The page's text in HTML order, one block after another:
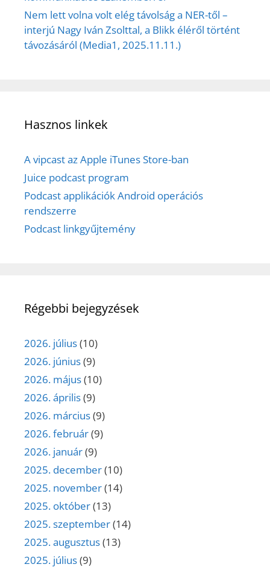
Nem lett volna volt elég távolság a NER-től –
interjú Nagy Iván Zsolttal, a Blikk éléről történt
távozásáról (Media1, 2025.11.11.)
Hasznos linkek
A vipcast az Apple iTunes Store-ban
Juice podcast program
Podcast applikációk Android operációs
rendszerre
Podcast linkgyűjtemény
Régebbi bejegyzések
2026. július(10)
2026. június(9)
2026. május(10)
2026. április(9)
2026. március(9)
2026. február(9)
2026. január(9)
2025. december(10)
2025. november(14)
2025. október(13)
2025. szeptember(14)
2025. augusztus(13)
2025. július(9)